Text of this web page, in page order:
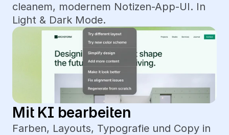
cleanem, modernem Notizen-App-UI. In
Light & Dark Mode.
Mit KI bearbeiten
Farben, Layouts, Typografie und Copy in